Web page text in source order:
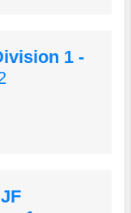
1 -